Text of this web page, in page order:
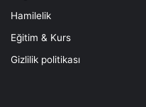
Hamilelik
Eğitim & Kurs
Gizlilik politikası